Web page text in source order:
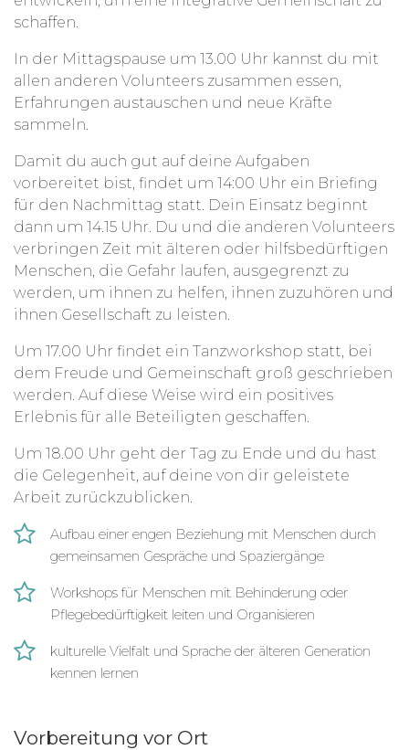
schaffen.
In der Mittagspause um 13.00 Uhr kannst du mit
allen anderen Volunteers zusammen essen,
Erfahrungen austauschen und neue Kräfte
sammeln.
Damit du auch gut auf deine Aufgaben
vorbereitet bist, findet um 14:00 Uhr ein Briefing
für den Nachmittag statt. Dein Einsatz beginnt
dann um 14.15 Uhr. Du und die anderen Volunteers
verbringen Zeit mit älteren oder hilfsbedürftigen
Menschen, die Gefahr laufen, ausgegrenzt zu
werden, um ihnen zu helfen, ihnen zuzuhören und
ihnen Gesellschaft zu leisten.
Um 17.00 Uhr findet ein Tanzworkshop statt, bei
dem Freude und Gemeinschaft groß geschrieben
werden. Auf diese Weise wird ein positives
Erlebnis für alle Beteiligten geschaffen.
Um 18.00 Uhr geht der Tag zu Ende und du hast
die Gelegenheit, auf deine von dir geleistete
Arbeit zurückzublicken.
Aufbau einer engen Beziehung mit Menschen durch
gemeinsamen Gespräche und Spaziergänge
Workshops für Menschen mit Behinderung oder
Pflegebedürftigkeit leiten und Organisieren
kulturelle Vielfalt und Sprache der älteren Generation
kennen lernen
Vorbereitung vor Ort